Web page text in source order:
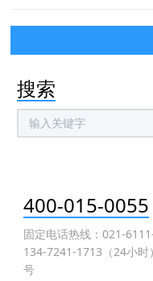
搜索
400-015-0055
固定电话热线：021-
134-7241-1713（24小
号